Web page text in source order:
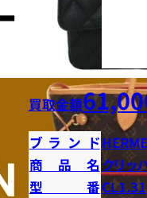
買取金額
ブランド
商品名 クリッ
型番